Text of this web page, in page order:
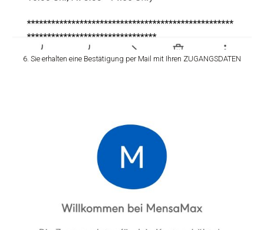
6. Sie erhalten eine Bestätigung per Mail mit Ihren ZUGANGSDATEN